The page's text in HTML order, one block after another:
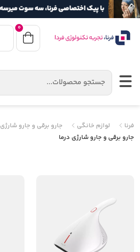
0
فرنا لوازم خانگی
جارو برقی و جارو شارژی
جارو برقی و جارو شارژی درما